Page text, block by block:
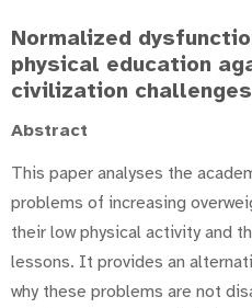
Normalized
physical education
civilization challenges
Abstract
This paper analyses the
problems of increasing
their low physical activity and
lessons. It provides an
why these problems are not